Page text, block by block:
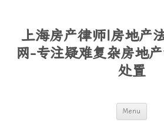
上海房产律师|房地产
网-专注疑难复杂房地
处置
Menu